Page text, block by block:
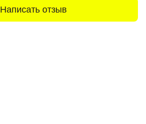
Написать отзыв